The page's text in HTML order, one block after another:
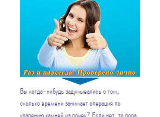
Вы когда-нибудь задумывались о том,
сколько времени занимает операция по